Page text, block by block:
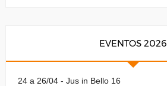
EVENTOS 2026
24 a 26/04 - Jus in Bello 16